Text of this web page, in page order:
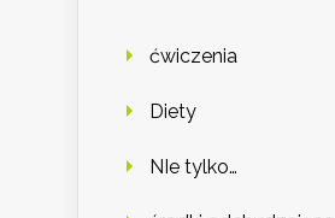
ćwiczenia
Diety
NIe tylko…